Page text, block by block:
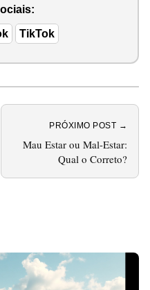
TikTok
PRÓXIMO POST →
Mau Estar ou Mal-Estar:
Qual o Correto?